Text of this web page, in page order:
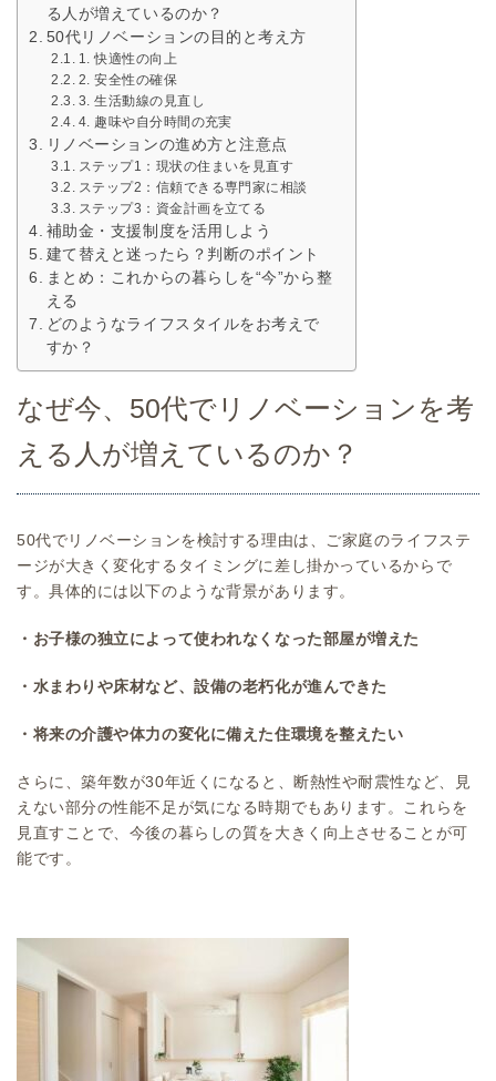
る人が増えているのか？
50代リノベーションの目的と考え方
1. 快適性の向上
2. 安全性の確保
3. 生活動線の見直し
4. 趣味や自分時間の充実
リノベーションの進め方と注意点
ステップ1：現状の住まいを見直す
ステップ2：信頼できる専門家に相談
ステップ3：資金計画を立てる
補助金・支援制度を活用しよう
建て替えと迷ったら？判断のポイント
まとめ：これからの暮らしを“今”から整
える
どのようなライフスタイルをお考えで
すか？
なぜ今、50代でリノベーションを考
える人が増えているのか？
50代でリノベーションを検討する理由は、ご家庭のライフステ
ージが大きく変化するタイミングに差し掛かっているからで
す。具体的には以下のような背景があります。
・お子様の独立によって使われなくなった部屋が増えた
・水まわりや床材など、設備の老朽化が進んできた
・将来の介護や体力の変化に備えた住環境を整えたい
さらに、築年数が30年近くになると、断熱性や耐震性など、見
えない部分の性能不足が気になる時期でもあります。これらを
見直すことで、今後の暮らしの質を大きく向上させることが可
能です。